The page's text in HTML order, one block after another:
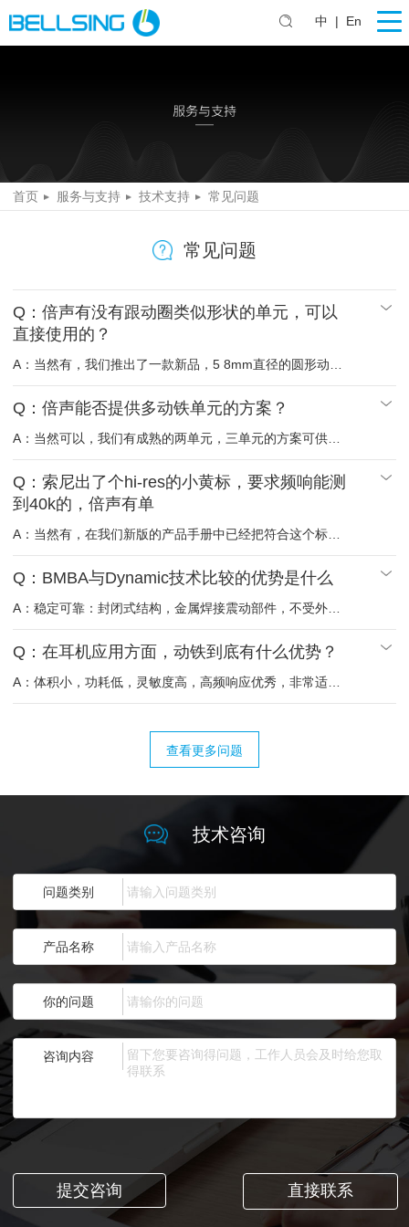
中 | En
首页 服务与支持 技术支持 常见问题
常见问题
Q：倍声有没有跟动圈类似形状的单元，可以
直接使用的？
A：当然有，我们推出了一款新品，5 8mm直径的圆形动铁
单元，经过试验，耗电量比传统动圈节省30%，是无线蓝牙
耳机的不二选择。
Q：倍声能否提供多动铁单元的方案？
A：当然可以，我们有成熟的两单元，三单元的方案可供客
户选择，也可以根据客户要求调整单元组合以及分频电路。
Q：索尼出了个hi-res的小黄标，要求频响能测
到40k的，倍声有单
A：当然有，在我们新版的产品手册中已经把符合这个标准
的单元都标注了出来，欢迎垂询！
Q：BMBA与Dynamic技术比较的优势是什么
A：稳定可靠：封闭式结构，金属焊接震动部件，不受外界
温度、湿度等环境因素干扰，适应恶劣环境下保证完整清晰
音质，无杂音，配合硅胶套可有效防漏音和隔90%噪音 。
倍；在隐蔽通信领域，由于体积上的绝对优势，更是无可替
代。 极低失真：失真远远低于动圈喇叭，因而是高端音乐耳
机、中高端助听器的不二选择。 省电节能：电声转换率最
高，耗电是普通喇叭单元的20%~30%，提供更长时间续航
能力，小电流驱动节能大于50% 。 舒适悦耳：声音密度
Q：在耳机应用方面，动铁到底有什么优势？
A：体积小，功耗低，灵敏度高，高频响应优秀，非常适合
应用于高端入耳式耳机。
查看更多问题
技术咨询
问题类别
产品名称
你的问题
咨询内容
直接联系